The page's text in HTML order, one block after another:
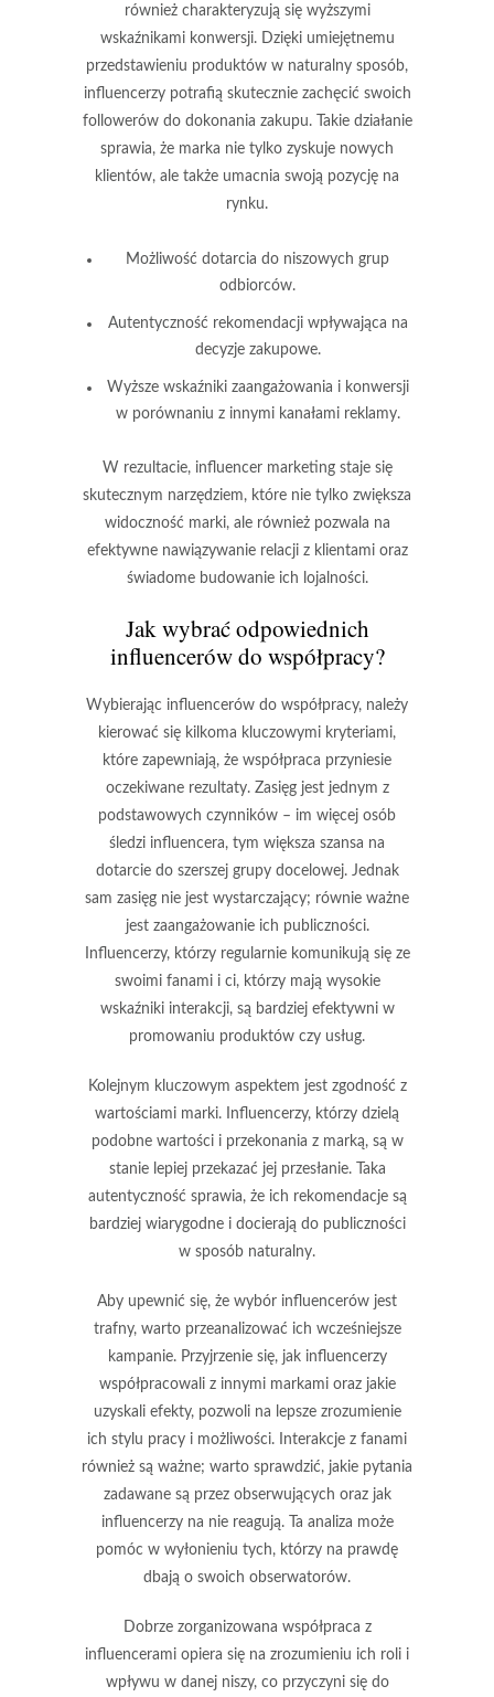
również charakteryzują się wyższymi
wskaźnikami konwersji. Dzięki umiejętnemu
przedstawieniu produktów w naturalny sposób,
influencerzy potrafią skutecznie zachęcić swoich
followerów do dokonania zakupu. Takie działanie
sprawia, że marka nie tylko zyskuje nowych
klientów, ale także umacnia swoją pozycję na
rynku.
Możliwość dotarcia do niszowych grup
odbiorców.
Autentyczność rekomendacji wpływająca na
decyzje zakupowe.
Wyższe wskaźniki zaangażowania i konwersji
w porównaniu z innymi kanałami reklamy.
W rezultacie, influencer marketing staje się
skutecznym narzędziem, które nie tylko zwiększa
widoczność marki, ale również pozwala na
efektywne nawiązywanie relacji z klientami oraz
świadome budowanie ich lojalności.
Jak wybrać odpowiednich
influencerów do współpracy?
Wybierając influencerów do współpracy, należy
kierować się kilkoma kluczowymi kryteriami,
które zapewniają, że współpraca przyniesie
oczekiwane rezultaty. Zasięgjest jednym z
podstawowych czynników – im więcej osób
śledzi influencera, tym większa szansa na
dotarcie do szerszej grupy docelowej. Jednak
sam zasięg nie jest wystarczający; równie ważne
jest zaangażowanieich publiczności.
Influencerzy, którzy regularnie komunikują się ze
swoimi fanami i ci, którzy mają wysokie
wskaźniki interakcji, są bardziej efektywni w
promowaniu produktów czy usług.
Kolejnym kluczowym aspektem jest zgodność z
wartościami marki. Influencerzy, którzy dzielą
podobne wartości i przekonania z marką, są w
stanie lepiej przekazać jej przesłanie. Taka
autentyczność sprawia, że ich rekomendacje są
bardziej wiarygodne i docierają do publiczności
w sposób naturalny.
Aby upewnić się, że wybór influencerów jest
trafny, warto przeanalizować ich wcześniejsze
kampanie. Przyjrzenie się, jak influencerzy
współpracowali z innymi markami oraz jakie
uzyskali efekty, pozwoli na lepsze zrozumienie
ich stylu pracy i możliwości.
Interakcje z fanami
również są ważne; warto sprawdzić, jakie pytania
zadawane są przez obserwujących oraz jak
influencerzy na nie reagują. Ta analiza może
pomóc w wyłonieniu tych, którzy na prawdę
dbają o swoich obserwatorów.
Dobrze zorganizowana współpraca z
influencerami opiera się na zrozumieniu ich roli i
wpływu w danej niszy, co przyczyni się do